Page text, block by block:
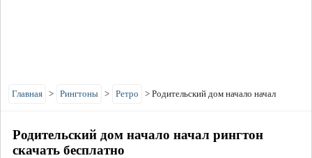
Главная > Рингтоны > Ретро > Родительский дом начало начал
Родительский дом начало начал рингтон
скачать бесплатно